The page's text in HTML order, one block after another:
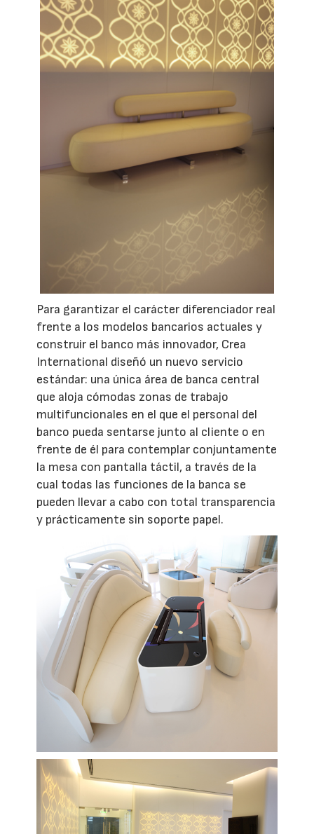
Para garantizar el carácter diferenciador real
frente a los modelos bancarios actuales y
construir el banco más innovador, Crea
International diseñó un nuevo servicio
estándar: una única área de banca central
que aloja cómodas zonas de trabajo
multifuncionales en el que el personal del
banco pueda sentarse junto al cliente o en
frente de él para contemplar conjuntamente
la mesa con pantalla táctil, a través de la
cual todas las funciones de la banca se
pueden llevar a cabo con total transparencia
y prácticamente sin soporte papel.